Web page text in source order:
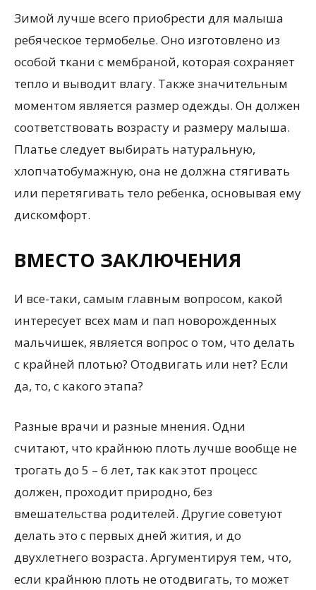
Зимой лучше всего приобрести для малыша
ребяческое термобелье. Оно изготовлено из
особой ткани с мембраной, которая сохраняет
тепло и выводит влагу. Также значительным
моментом является размер одежды. Он должен
соответствовать возрасту и размеру малыша.
Платье следует выбирать натуральную,
хлопчатобумажную, она не должна стягивать
или перетягивать тело ребенка, основывая ему
дискомфорт.
ВМЕСТО ЗАКЛЮЧЕНИЯ
И все-таки, самым главным вопросом, какой
интересует всех мам и пап новорожденных
мальчишек, является вопрос о том, что делать
с крайней плотью? Отодвигать или нет? Если
да, то, с какого этапа?
Разные врачи и разные мнения. Одни
считают, что крайнюю плоть лучше вообще не
трогать до 5 – 6 лет, так как этот процесс
должен, проходит природно, без
вмешательства родителей. Другие советуют
делать это с первых дней жития, и до
двухлетнего возраста. Аргументируя тем, что,
если крайнюю плоть не отодвигать, то может